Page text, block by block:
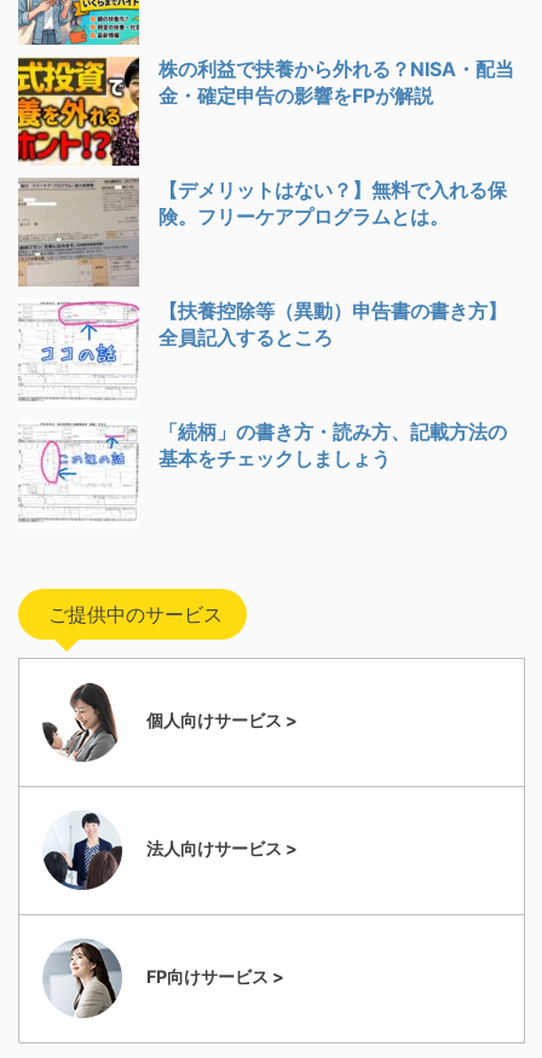
株の利益で扶養から外れる？NISA・配当
金・確定申告の影響をFPが解説
【デメリットはない？】無料で入れる保
険。フリーケアプログラムとは。
【扶養控除等（異動）申告書の書き方】
全員記入するところ
「続柄」の書き方・読み方、記載方法の
基本をチェックしましょう
ご提供中のサービス
個人向けサービス >
法人向けサービス >
FP向けサービス >